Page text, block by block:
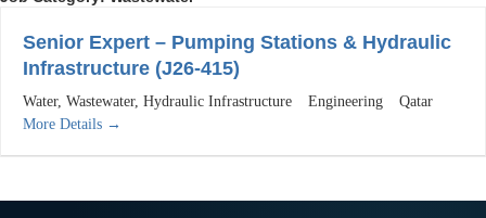
Senior Expert – Pumping Stations & Hydraulic
Infrastructure (J26-415)
Water Wastewater Hydraulic Infrastructure Engineering
Qatar
More Details